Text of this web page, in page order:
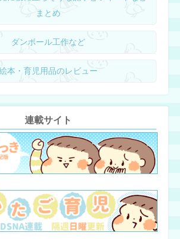
まとめ
ダンボール工作など
本・育児用品のレビュー
連載サイト